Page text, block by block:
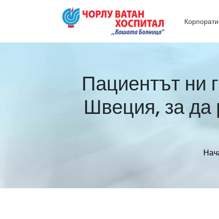
Пациентът ни
Швеция, за да